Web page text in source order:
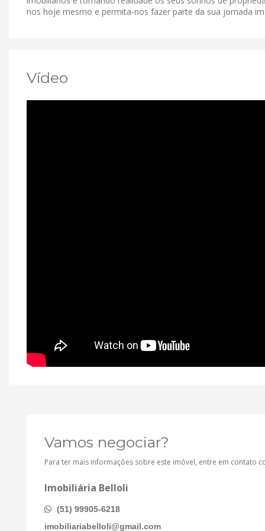
nos hoje mesmo e permita-nos fazer parte da sua jornada
Vídeo
Vamos negociar?
Para ter mais informações sobre este imóvel, entre em contato
Imobiliária Belloli
(51) 99905-6218
imobiliariabelloli@gmail.com